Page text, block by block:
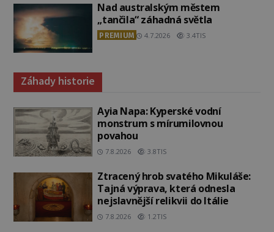
Nad australským městem
„tančila“ záhadná světla
PREMIUM 4.7.2026 3.4TIS
Záhady historie
Ayia Napa: Kyperské vodní
monstrum s mírumilovnou
povahou
7.8.2026 3.8TIS
Ztracený hrob svatého Mikuláše:
Tajná výprava, která odnesla
nejslavnější relikvii do Itálie
7.8.2026 1.2TIS